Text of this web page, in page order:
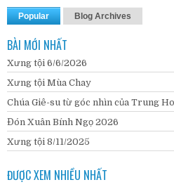
Popular Blog Archives
BÀI MỚI NHẤT
Xưng tội 6/6/2026
Xưng tội Mùa Chay
Chúa Giê-su từ góc nhìn của Trung
Đón Xuân Bính Ngọ 2026
Xưng tội 8/11/2025
ĐƯỢC XEM NHIỀU NHẤT